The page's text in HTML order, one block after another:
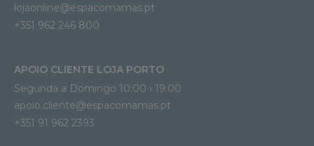
lojaonline@espacomamas.pt
+351 962 246 800
APOIO CLIENTE LOJA PORTO
Segunda a Domingo 10:00 › 19:00
apoio.cliente@espacomamas.pt
+351 91 962 2393